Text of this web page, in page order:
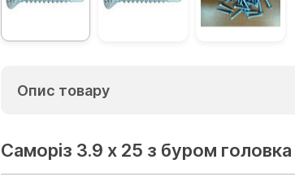
Опис товару
Саморіз 3.9 x 25 з буром